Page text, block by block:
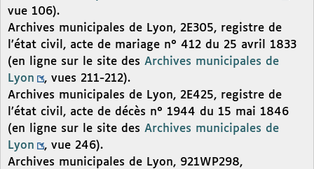
vue 106).
Archives municipales de Lyon, 2E305, registre de
l’état civil, acte de mariage n° 412 du 25 avril 1833
(en ligne sur le site des Archives municipales de
Lyon
, vues 211-212).
Archives municipales de Lyon, 2E425, registre de
l’état civil, acte de décès n° 1944 du 15 mai 1846
(en ligne sur le site des Archives municipales de
Lyon
, vue 246).
Archives municipales de Lyon, 921WP298,